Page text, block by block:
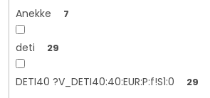
Anekke 7
deti 29
DETI40 ?V_DETI40:40:EUR:P:f!S1:0 29